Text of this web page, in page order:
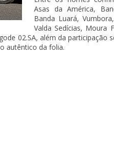
Asas da América,
Banda Luará,
Valda Sedícias, Moura
02.SA, além da participação
autêntico da folia.